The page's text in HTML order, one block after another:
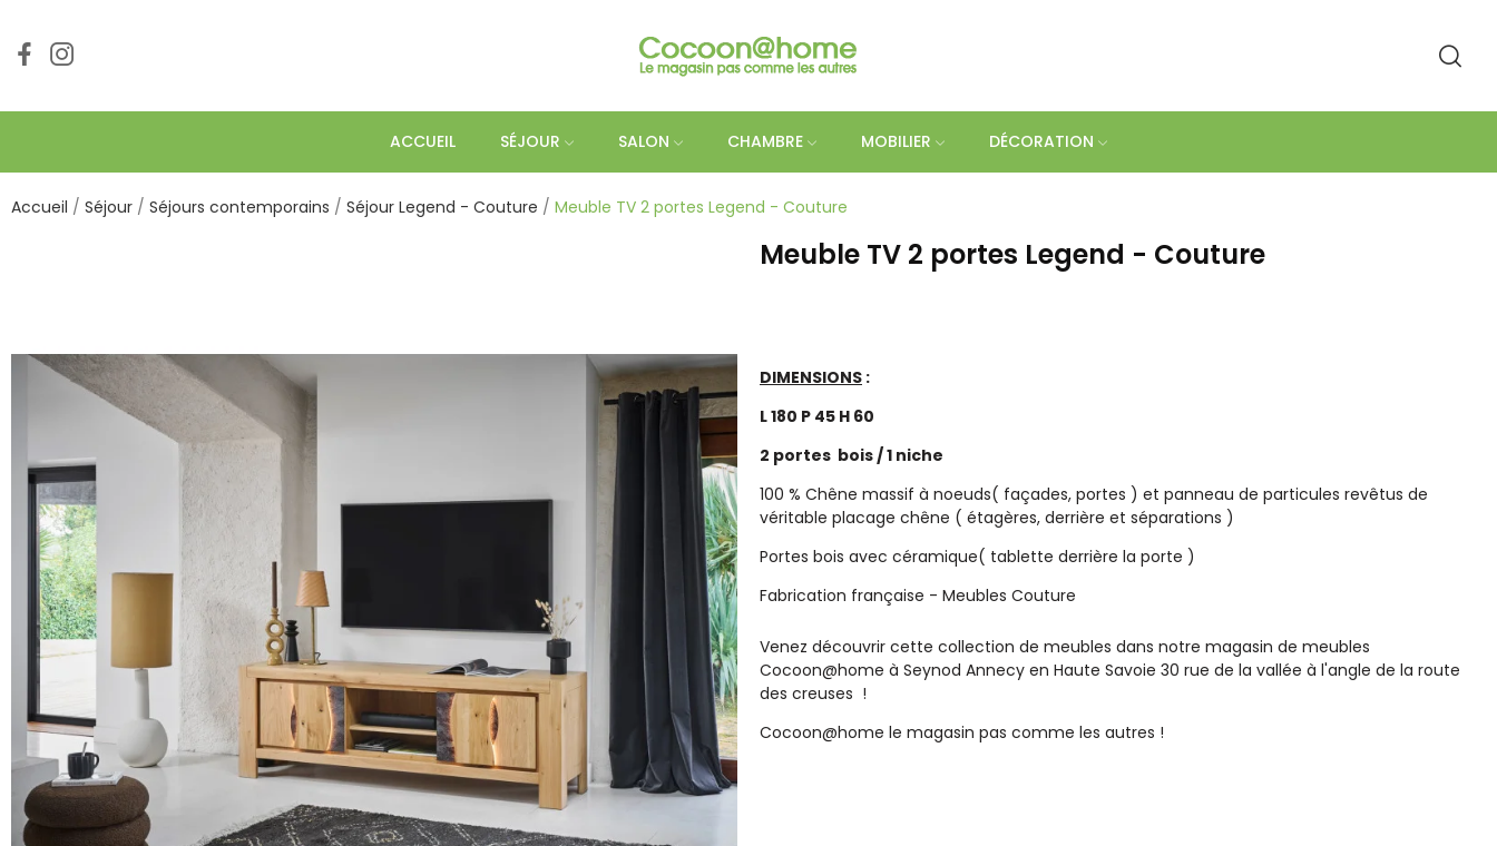
ACCUEIL SÉJOUR SALON CHAMBRE MOBILIER DÉCORATION
Accueil Séjour Séjours contemporains Séjour Legend - Couture Meuble TV 2 portes Legend - Couture
Meuble TV 2 portes Legend - Couture
DIMENSIONS :
L 180 P 45 H 60
2 portes bois / 1 niche
100 % Chêne massif à noeuds( façades, portes ) et panneau de particules revêtus de
véritable placage chêne ( étagères, derrière et séparations )
Portes bois avec céramique( tablette derrière la porte )
Fabrication française - Meubles Couture
Venez découvrir cette collection de meubles dans notre magasin de meubles
Cocoon@home à Seynod Annecy en Haute Savoie 30 rue de la vallée à l'angle de la route
des creuses !
Cocoon@home le magasin pas comme les autres !